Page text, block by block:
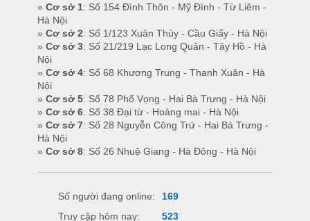
» Cơ sở 1: Số 154 Đình Thôn - Mỹ Đình - Từ Liêm -
Hà Nội
» Cơ sở 2: Số 1/123 Xuân Thủy - Cầu Giấy - Hà Nội
» Cơ sở 3: Số 21/219 Lạc Long Quân - Tây Hồ - Hà
Nội
» Cơ sở 4: Số 68 Khương Trung - Thanh Xuân - Hà
Nội
» Cơ sở 5: Số 78 Phố Vọng - Hai Bà Trưng - Hà Nội
» Cơ sở 6: Số 38 Đại từ - Hoàng mai - Hà Nội
» Cơ sở 7: Số 28 Nguyễn Công Trứ - Hai Bà Trưng -
Hà Nội
» Cơ sở 8: Số 26 Nhuệ Giang - Hà Đông - Hà Nội
Số người đang online:
169
Truy cập hôm nay:
523